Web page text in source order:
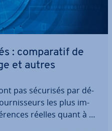
: com­pa­ra­tif de
et autres
pas sécurisés par dé­
les plus im­
réelles quant à la